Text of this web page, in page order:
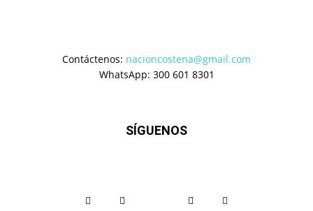
Contáctenos: nacioncostena@gmail.com
WhatsApp: 300 601 8301
SÍGUENOS